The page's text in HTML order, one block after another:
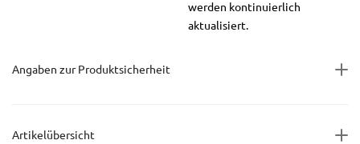
werden kontinuierlich
aktualisiert.
Angaben zur Produktsicherheit
Artikelübersicht